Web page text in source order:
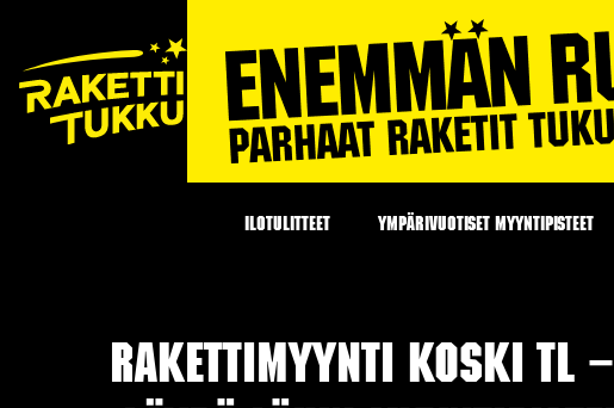
ILOTULITTEET YMPÄRIVUOTISET MYYNTIPISTEET
Rakettimyynti Koski Tl –